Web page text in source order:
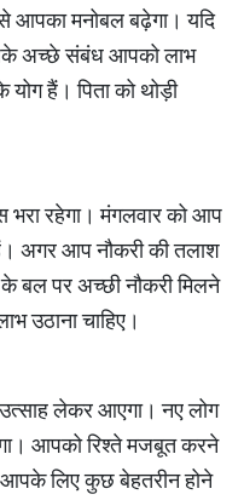
आपका मनोबल बढ़ेगा। यदि
अच्छे संबंध आपको लाभ
हैं। पिता को थोड़ी
भरा रहेगा। मंगलवार को आप
अगर आप नौकरी की तलाश
बल पर अच्छी नौकरी मिलने
उठाना चाहिए।
लेकर आएगा। नए लोग
आपको रिश्ते मजबूत करने
आपके लिए कुछ बेहतरीन होने